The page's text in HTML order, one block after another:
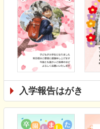
入学報告はがき